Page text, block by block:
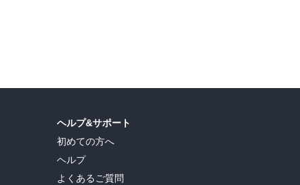
ヘルプ&サポート
初めての方へ
ヘルプ
よくあるご質問